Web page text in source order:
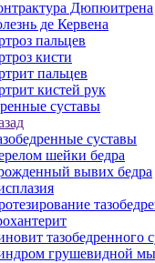
Дюпюитрена
де Кервена
пальцев
кисти
пальцев
кистей рук
суставы
суставы
шейки бедра
вывих бедра
тазобедренного
грушевидной